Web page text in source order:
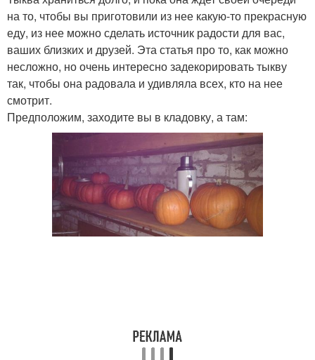
на то, чтобы вы приготовили из нее какую-то прекрасную
еду, из нее можно сделать источник радости для вас,
ваших близких и друзей. Эта статья про то, как можно
несложно, но очень интересно задекорировать тыкву
так, чтобы она радовала и удивляла всех, кто на нее
смотрит.
Предположим, заходите вы в кладовку, а там: